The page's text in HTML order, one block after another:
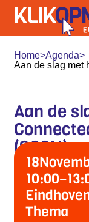
Home>Agenda>
Aan de slag met
Aan de
(SCSN)
18
10:00–
Thema